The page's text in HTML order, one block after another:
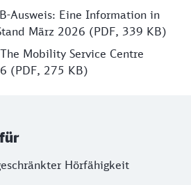
Ausweis: Eine Information in
März 2026 (PDF, 339 KB)
Mobility Service Centre
(PDF, 275 KB)
Hörfähigkeit